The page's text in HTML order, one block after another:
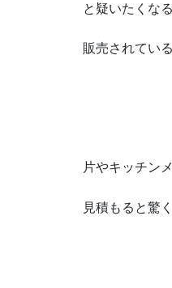
と疑いたくな
販売されてい
片やキッチン
見積もると驚